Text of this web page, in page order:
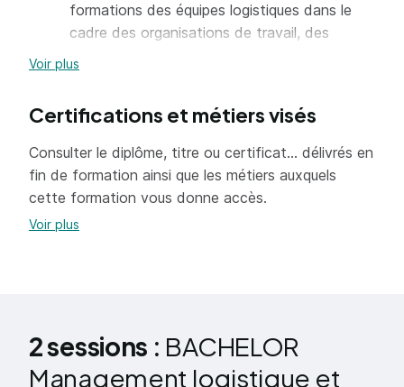
formations des équipes logistiques dans le
cadre des organisations de travail, des
déroulement optimisé de l’organisation
logistique.
Organiser le recrutement et l’intégration de
nouveaux collaborateurs en tenant compte
des besoins en compétences en fonction
Réaliser les entretiens annuels d’évaluation à
partir des dispositifs réglementaires et des
Voir plus
Certifications et métiers visés
Consulter le diplôme, titre ou certificat... délivrés en
fin de formation ainsi que les métiers auxquels
cette formation vous donne accès.
Voir plus
2 sessions : BACHELOR
Management logistique et